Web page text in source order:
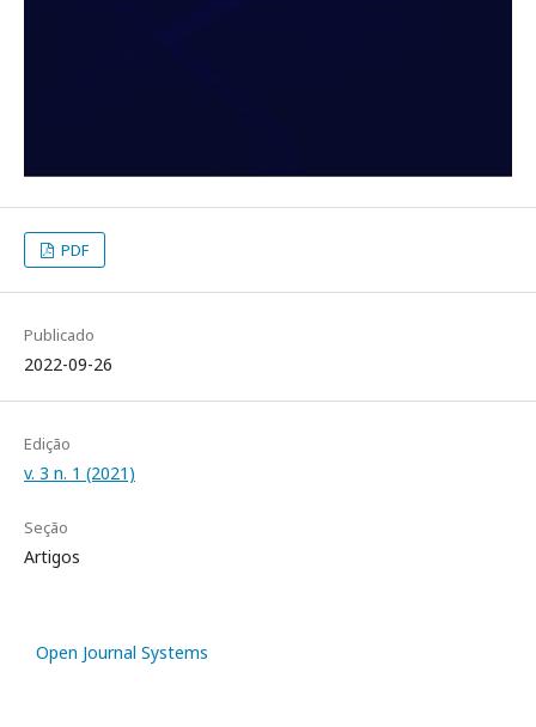
PDF
Publicado
2022-09-26
Edição
v. 3 n. 1 (2021)
Seção
Artigos
Open Journal Systems